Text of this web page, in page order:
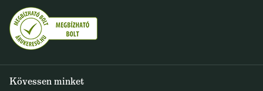
Egyetértek a hírlevél elküldésével
Kövessen minket